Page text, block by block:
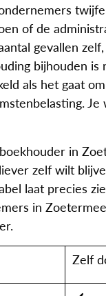
of de
gevallen
bijhouden is
als het gaat
in
zelf wilt
laat precies
in
Zelf